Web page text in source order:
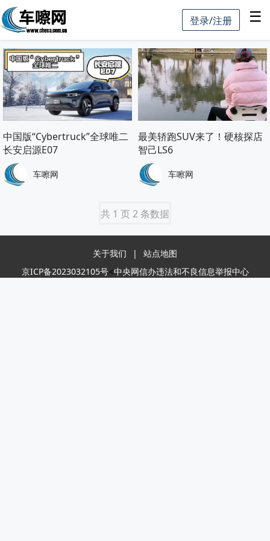
登录/注册 ☰
中国版“Cybertruck”全球唯二
长安启源E07
车嚓网
最美轿跑SUV来了！硬核探店
智己LS6
车嚓网
共 1 页 2 条数据
关于我们 |
站点地图
京ICP备2023032105号<中央网信办违法和不良信息举报中心